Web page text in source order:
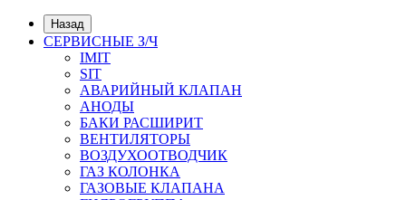
Назад
СЕРВИСНЫЕ З/Ч
IMIT
SIT
АВАРИЙНЫЙ КЛАПАН
АНОДЫ
БАКИ РАСШИРИТ
ВЕНТИЛЯТОРЫ
ВОЗДУХООТВОДЧИК
ГАЗ КОЛОНКА
ГАЗОВЫЕ КЛАПАНА